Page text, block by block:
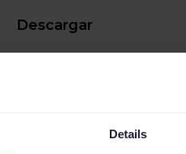
Details
Descargar